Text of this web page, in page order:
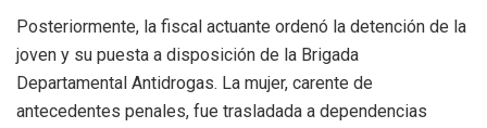
Posteriormente, la fiscal actuante ordenó la detención de la
joven y su puesta a disposición de la Brigada
Departamental Antidrogas. La mujer, carente de
antecedentes penales, fue trasladada a dependencias